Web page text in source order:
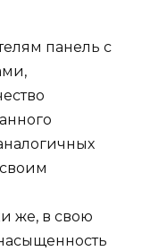
панель с
же, в свою